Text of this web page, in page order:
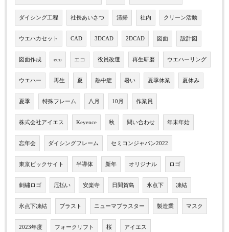
ダイシング工程 社長あいさつ 清掃 社内 クリーン活動
ウエハカセット CAD 3DCAD 2DCAD 図面 設計図
図面作成 eco エコ 役員改選 再生研磨 ウエハーリング
ウエハー 再生 夏 熱中症 暑い 夏季休業 夏休み
夏季 特殊フレーム 八月 10月 作業員
株式会社アイエス Keyence 秋 問い合わせ 年末年始
忘年会 ダイシングフレーム セミコンジャパン2022
東京ビックサイト 半導体 新年 オリジナル ロゴ
刺繡ロゴ 厄払い 安楽寺 日間賀島 氷点下 凍結
氷点下凍結 ブラスト ニューマブラスター 製造業 マスク
2023年度 フォークリフト 桜 アイエス